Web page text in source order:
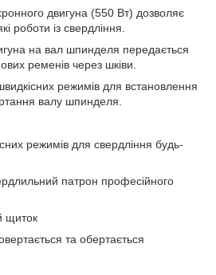
двигуна (550 Вт) дозволяє
роботи із свердління.
на вал шпинделя передається
ременів через шківи.
режимів для встановлення
валу шпинделя.
режимів для свердління будь-
патрон професійного
щиток
та обертається